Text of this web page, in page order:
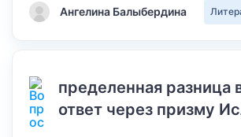
Ангелина Балыбердина
пределенная разница
ответ через призму